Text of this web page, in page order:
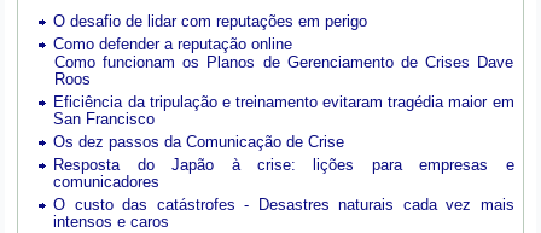
O desafio de lidar com reputações em perigo
Como defender a reputação online
Como funcionam os Planos de Gerenciamento de Crises Dave
Roos
Eficiência da tripulação e treinamento evitaram tragédia maior em
San Francisco
Os dez passos da Comunicação de Crise
Resposta do Japão à crise: lições para empresas e
comunicadores
O custo das catástrofes -
Desastres naturais cada vez mais
intensos e caros